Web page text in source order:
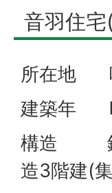
音羽住
所在地
建築年
構造 鉄
造3階建(